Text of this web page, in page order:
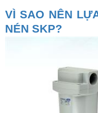
VÌ SAO NÊN
NÉN SKP?